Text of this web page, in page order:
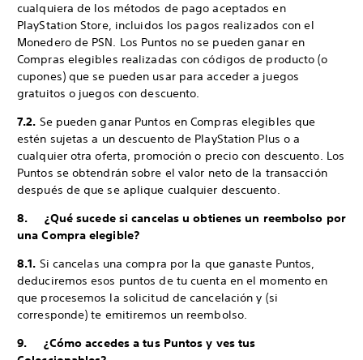
cualquiera de los métodos de pago aceptados en
PlayStation Store, incluidos los pagos realizados con el
Monedero de PSN. Los Puntos no se pueden ganar en
Compras elegibles realizadas con códigos de producto (o
cupones) que se pueden usar para acceder a juegos
gratuitos o juegos con descuento.
7.2. Se pueden ganar Puntos en Compras elegibles que
estén sujetas a un descuento de PlayStation Plus o a
cualquier otra oferta, promoción o precio con descuento. Los
Puntos se obtendrán sobre el valor neto de la transacción
después de que se aplique cualquier descuento.
8. ¿Qué sucede si cancelas u obtienes un reembolso por
una Compra elegible?
8.1. Si cancelas una compra por la que ganaste Puntos,
deduciremos esos puntos de tu cuenta en el momento en
que procesemos la solicitud de cancelación y (si
corresponde) te emitiremos un reembolso.
9. ¿Cómo accedes a tus Puntos y ves tus